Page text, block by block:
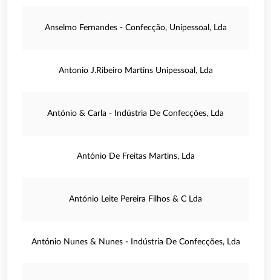
Anselmo Fernandes - Confecção, Unipessoal, Lda
Antonio J.Ribeiro Martins Unipessoal, Lda
António & Carla - Indústria De Confecções, Lda
António De Freitas Martins, Lda
António Leite Pereira Filhos & C Lda
António Nunes & Nunes - Indústria De Confecções, Lda